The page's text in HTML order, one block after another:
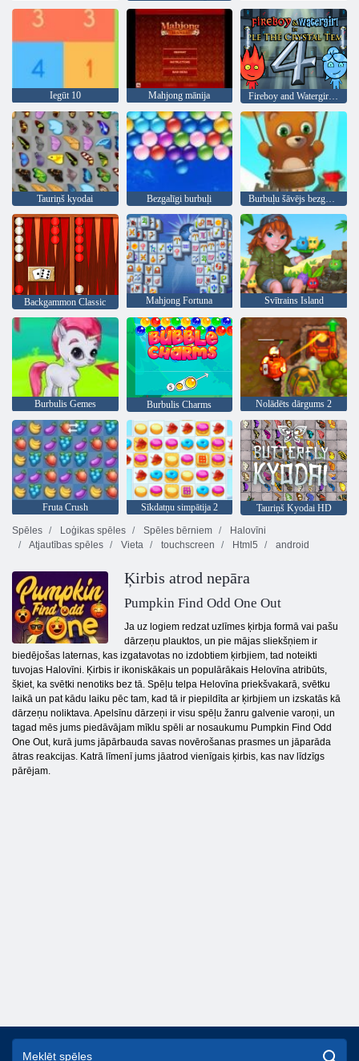
Iegūt 10 Mahjong mānija Fireboy and Watergirl 4: Kristāla templis
Tauriņš kyodai Bezgalīgi burbuļi Burbuļu šāvējs bezgalīgs
Backgammon Classic Mahjong Fortuna Svītrains Island
Burbulis Gemes Burbulis Charms Nolādēts dārgums 2
Fruta Crush Sīkdatņu simpātija 2
Tauriņš Kyodai HD
Spēles
Loģikas spēles Spēles bērniem
Halovīni
Atjautības spēles
Vieta touchscreen Html5 android
Ķirbis atrod nepāra
Pumpkin Find Odd One Out
Ja uz logiem redzat uzlīmes ķirbja formā vai pašu
dārzeņu plauktos, un pie mājas sliekšņiem ir
biedējošas laternas, kas izgatavotas no izdobtiem ķirbjiem, tad noteikti
tuvojas Halovīni. Ķirbis ir ikoniskākais un populārākais Helovīna atribūts,
šķiet, ka svētki nenotiks bez tā. Spēļu telpa Helovīna priekšvakarā, svētku
laikā un pat kādu laiku pēc tam, kad tā ir piepildīta ar ķirbjiem un izskatās kā
dārzeņu noliktava. Apelsīnu dārzeņi ir visu spēļu žanru galvenie varoņi, un
tagad mēs jums piedāvājam mīklu spēli ar nosaukumu Pumpkin Find Odd
One Out, kurā jums jāpārbauda savas novērošanas prasmes un jāparāda
ātras reakcijas. Katrā līmenī jums jāatrod vienīgais ķirbis, kas nav līdzīgs
pārējam.